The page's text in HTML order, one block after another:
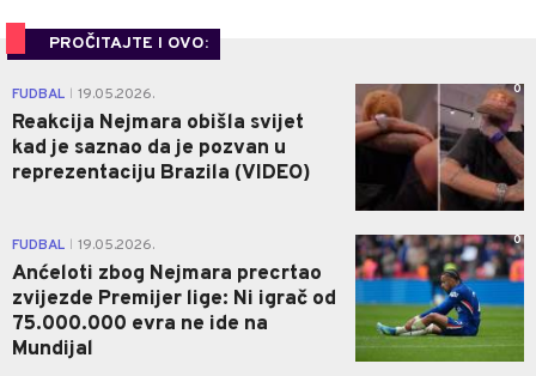
PROČITAJTE I OVO:
FUDBAL 19.05.2026.
Reakcija Nejmara obišla svijet
kad je saznao da je pozvan u
reprezentaciju Brazila (VIDEO)
0
FUDBAL 19.05.2026.
Anćeloti zbog Nejmara precrtao
zvijezde Premijer lige: Ni igrač od
75.000.000 evra ne ide na
Mundijal
0